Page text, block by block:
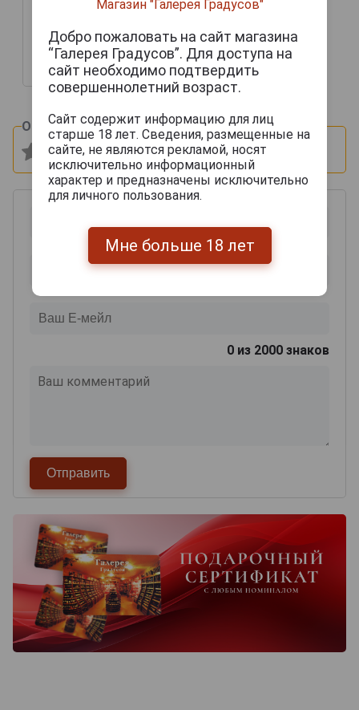
years Арманьяк Дарроз
Коллексьон 1996г 0.7л в
деревянной упаковке
20 173 руб.
Оцените и напишите отзыв:
0 из 2000 знаков
Магазин "Галерея Градусов"
Добро пожаловать на сайт магазина
“Галерея Градусов”. Для доступа на
сайт необходимо подтвердить
совершеннолетний возраст.
Сайт содержит информацию для лиц
старше 18 лет. Сведения, размещенные на
сайте, не являются рекламой, носят
исключительно информационный
характер и предназначены исключительно
для личного пользования.
Мне больше 18 лет